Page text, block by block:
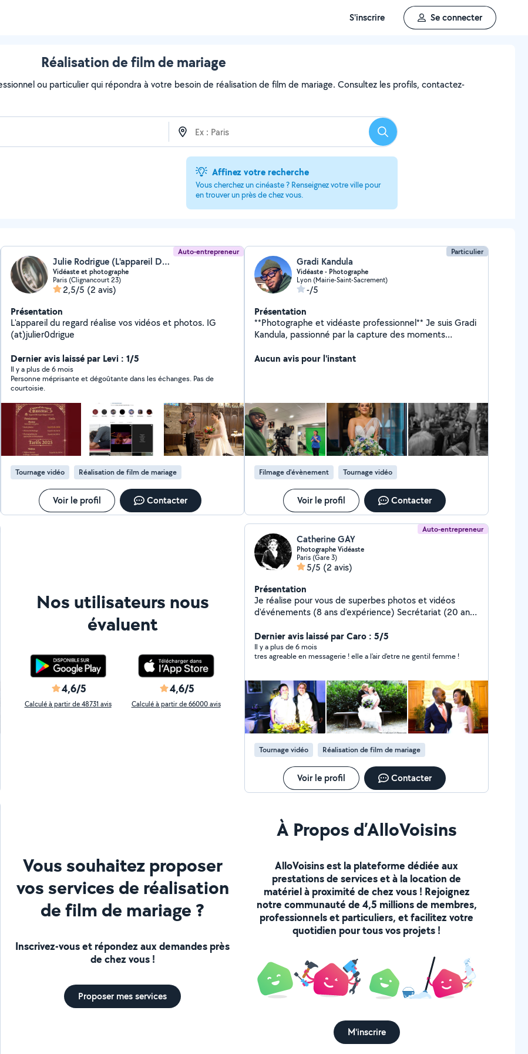
S'inscrire Se connecter
Réalisation de film de mariage
ou particulier qui répondra à votre besoin de réalisation de film de mariage. Consultez les profils, contactez-
Rechercher
Affinez votre recherche
Vous cherchez un cinéaste ? Renseignez votre ville pour
en trouver un près de chez vous.
Auto-entrepreneur
Julie Rodrigue (L'appareil Du Regard)
Vidéaste et photographe
Paris (Clignancourt 23)
2,5/5 (2 avis)
Présentation
L'appareil du regard réalise vos vidéos et photos. IG
(at)julier0drigue
Dernier avis laissé par Levi : 1/5
Il y a plus de 6 mois
Personne méprisante et dégoûtante dans les échanges. Pas de
courtoisie.
Tournage vidéo Réalisation de film de mariage
Voir le profil Contacter
Particulier
Gradi Kandula
Vidéaste - Photographe
Lyon (Mairie-Saint-Sacrement)
-/5
Présentation
**Photographe et vidéaste professionnel** Je suis Gradi
Kandula, passionné par la capture des moments
d'expérience, je vous offre des services de
Aucun avis pour l'instant
Filmage d'évènement Tournage vidéo
Voir le profil Contacter
Nos utilisateurs nous
évaluent
4,6/5
Calculé à partir de 48731 avis
4,6/5
Calculé à partir de 66000 avis
Auto-entrepreneur
Catherine GAY
Photographe Vidéaste
Paris (Gare 3)
5/5 (2 avis)
Présentation
Je réalise pour vous de superbes photos et vidéos
d'événements (8 ans d'expérience) Secrétariat (20 ans
Sitter (3 ans expérience)
Dernier avis laissé par Caro : 5/5
Il y a plus de 6 mois
tres agreable en messagerie ! elle a l'air d'etre ne gentil femme !
Tournage vidéo Réalisation de film de mariage
Voir le profil Contacter
Vous souhaitez proposer
vos services de réalisation
de film de mariage ?
Inscrivez-vous et répondez aux demandes près
de chez vous !
Proposer mes services
À Propos d’AlloVoisins
AlloVoisins est la plateforme dédiée aux
prestations de services et à la location de
matériel à proximité de chez vous ! Rejoignez
notre communauté de 4,5 millions de membres,
professionnels et particuliers, et facilitez votre
quotidien pour tous vos projets !
M'inscrire